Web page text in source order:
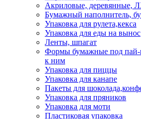
Акриловые, деревянные,
Бумажный наполнитель,
Упаковка для рулета,кекса
Упаковка для еды на вынос
Ленты, шпагат
Формы бумажные под
к ним
Упаковка для пиццы
Упаковка для канапе
Пакеты для
Упаковка для пряников
Упаковка для моти
Пластиковая упаковка